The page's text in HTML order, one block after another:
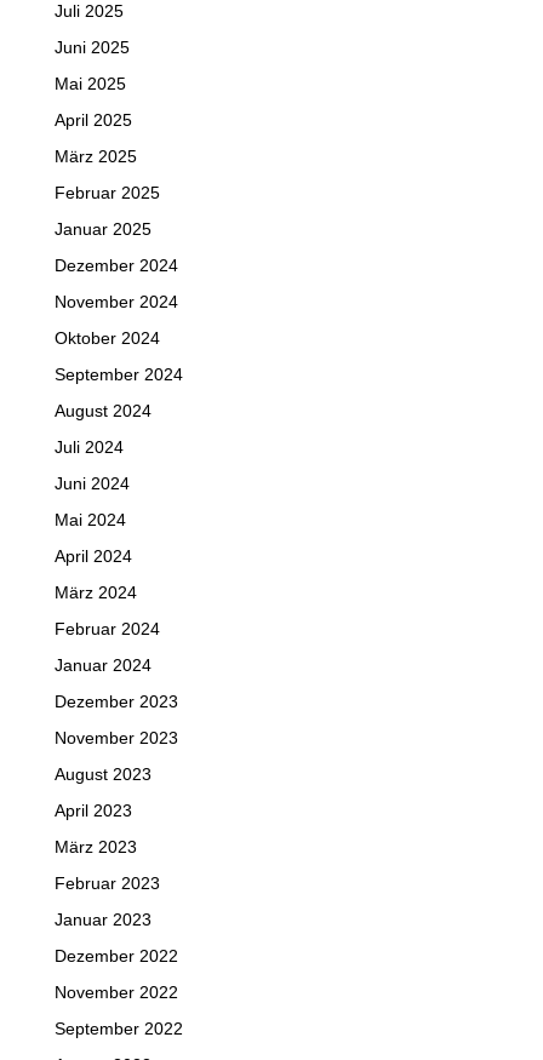
Juli 2025
Juni 2025
Mai 2025
April 2025
März 2025
Februar 2025
Januar 2025
Dezember 2024
November 2024
Oktober 2024
September 2024
August 2024
Juli 2024
Juni 2024
Mai 2024
April 2024
März 2024
Februar 2024
Januar 2024
Dezember 2023
November 2023
August 2023
April 2023
März 2023
Februar 2023
Januar 2023
Dezember 2022
November 2022
September 2022